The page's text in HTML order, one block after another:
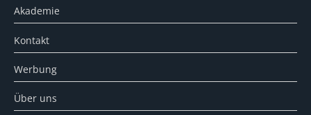
Akademie
Kontakt
Werbung
Über uns